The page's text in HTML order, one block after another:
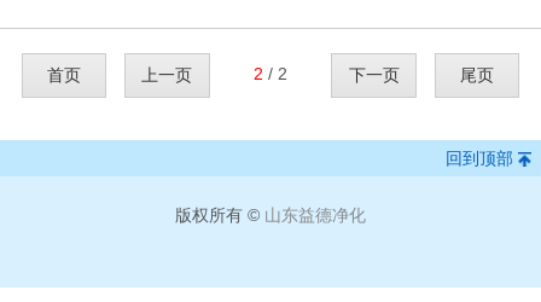
首页 上一页 2 / 2 下一页 尾页
回到顶部
版权所有 © 山东益德净化